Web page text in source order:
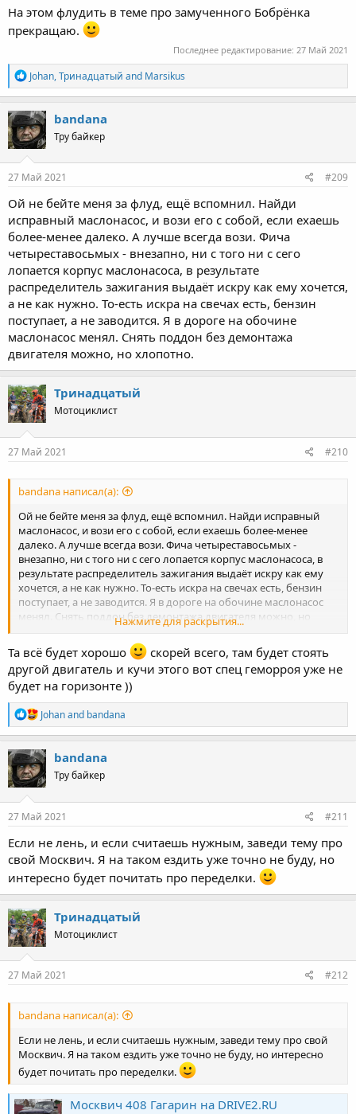
На этом флудить в теме про замученного Бобрёнка
прекращаю.
Последнее редактирование: 27 Май 2021
R
e
a
c
t
i
o
n
s
Johan,Тринадцатый and Marsikus
bandana
Тру байкер
27 Май 2021 #209
Ой не бейте меня за флуд, ещё вспомнил. Найди
исправный маслонасос, и вози его с собой, если ехаешь
более-менее далеко. А лучше всегда вози. Фича
четыреставосьмых - внезапно, ни с того ни с сего
лопается корпус маслонасоса, в результате
распределитель зажигания выдаёт искру как ему хочется,
а не как нужно. То-есть искра на свечах есть, бензин
поступает, а не заводится. Я в дороге на обочине
маслонасос менял. Снять поддон без демонтажа
двигателя можно, но хлопотно.
Тринадцатый
Мотоциклист
27 Май 2021 #210
bandana написал(а):
Ой не бейте меня за флуд, ещё вспомнил. Найди исправный
маслонасос, и вози его с собой, если ехаешь более-менее
далеко. А лучше всегда вози. Фича четыреставосьмых -
внезапно, ни с того ни с сего лопается корпус маслонасоса, в
результате распределитель зажигания выдаёт искру как ему
хочется, а не как нужно. То-есть искра на свечах есть, бензин
поступает, а не заводится. Я в дороге на обочине маслонасос
менял. Снять поддон без демонтажа двигателя можно, но
Нажмите для раскрытия...
Та всё будет хорошо
скорей всего, там будет стоять
другой двигатель и кучи этого вот спец геморроя уже не
будет на горизонте ))
R
e
a
c
t
i
o
n
s
Johanand bandana
bandana
Тру байкер
27 Май 2021 #211
Если не лень, и если считаешь нужным, заведи тему про
свой Москвич. Я на таком ездить уже точно не буду, но
интересно будет почитать про переделки.
Тринадцатый
Мотоциклист
27 Май 2021 #212
bandana написал(а):
Если не лень, и если считаешь нужным, заведи тему про свой
Москвич. Я на таком ездить уже точно не буду, но интересно
будет почитать про переделки.
Москвич 408 Гагарин на DRIVE2.RU